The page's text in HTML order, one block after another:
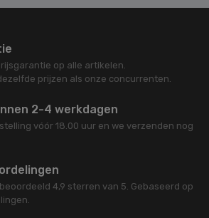
op alle artikelen.
prijzen als onze concurrenten.
2-4 werkdagen
vóór 18.00 uur en we verzenden nog
4,9 sterren van 5. Gebaseerd op